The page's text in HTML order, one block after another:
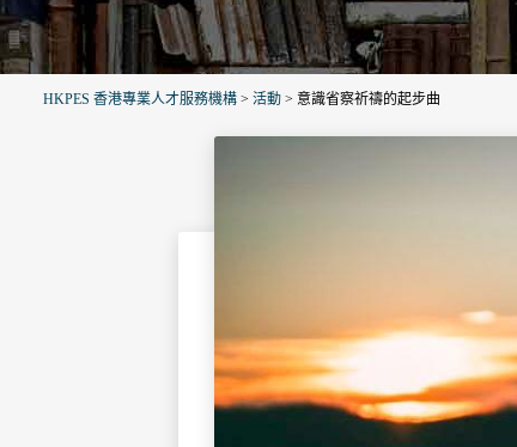
HKPES 香港專業人才服務機構 > 活動 > 意識省察祈禱的起步曲